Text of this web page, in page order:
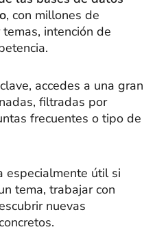
, con millones de
intención de
accedes a una gran
filtradas por
frecuentes o tipo de
especialmente útil si
tema, trabajar con
nuevas